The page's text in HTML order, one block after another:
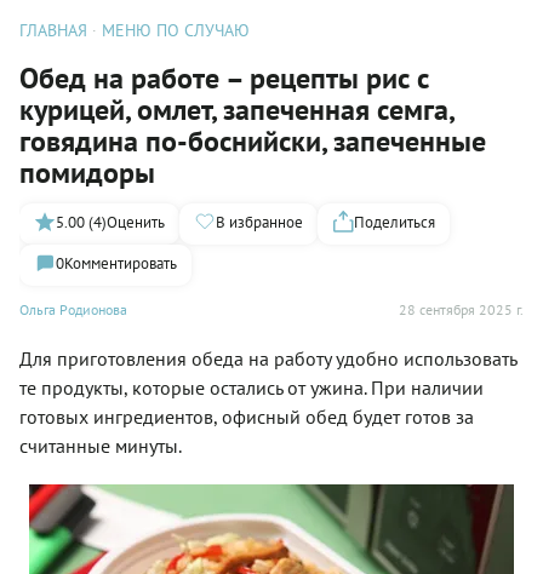
ГЛАВНАЯ МЕНЮ ПО СЛУЧАЮ
Обед на работе – рецепты рис с
курицей, омлет, запеченная семга,
говядина по-боснийски, запеченные
помидоры
Ольга Родионова 28 сентября 2025 г.
5.00 (4)Оценить В избранное
Поделиться
0Комментировать
Для приготовления обеда на работу удобно использовать
те продукты, которые остались от ужина. При наличии
готовых ингредиентов, офисный обед будет готов за
считанные минуты.